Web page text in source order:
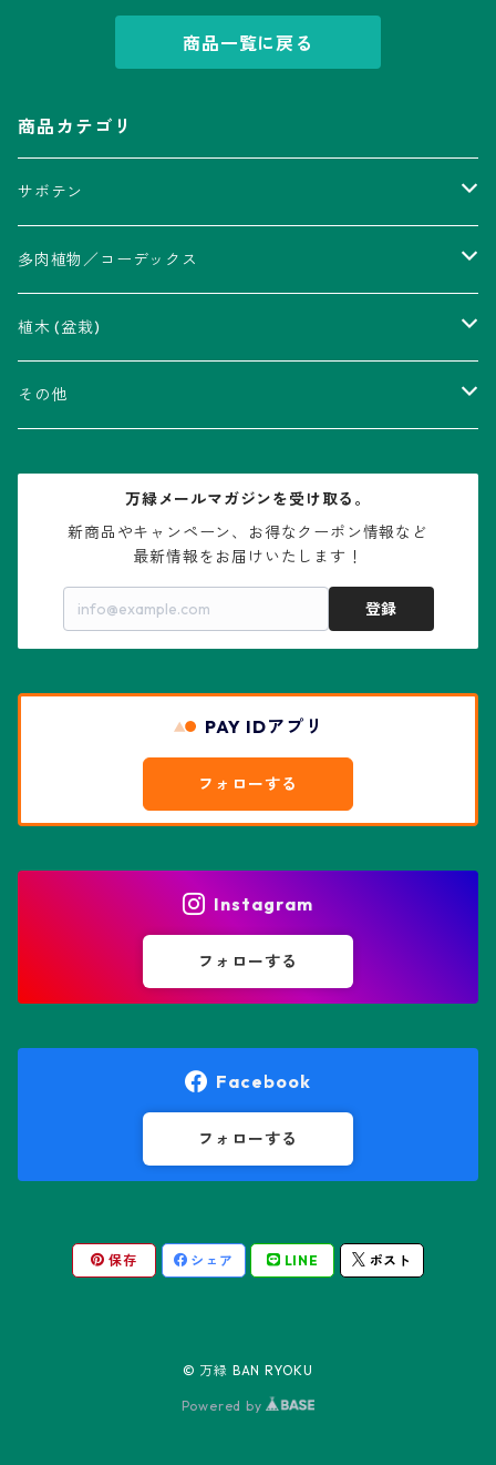
商品一覧に戻る
商品カテゴリ
サボテン
アストロフィツム属
瑠璃兜錦、兜丸錦
V-type兜
リザード・スキン兜
花園兜
アリオカルプス属
ウィギンシア属
エキノケレウス属
エキノプシス属
エリオシケ属
オレオケレウス属
friedrichii LB 2178
キリンドロオプンチア属
多肉植物／コーデックス
アカベ属
アロエ属
コノフィツム属
センナ属
パキポディウム属
フェネストラリア属
プセウドリトス属
ユーフォルビア属
植木 (盆栽)
ムクロジ科：カエデ属
その他
水石・景石
万緑メールマガジンを受け取る。
新商品やキャンペーン、お得なクーポン情報など
最新情報をお届けいたします！
登録
PAY IDアプリ
フォローする
Instagram
フォローする
Facebook
フォローする
保存 シェア LINE ポスト
© 万緑 BAN RYOKU
Powered by